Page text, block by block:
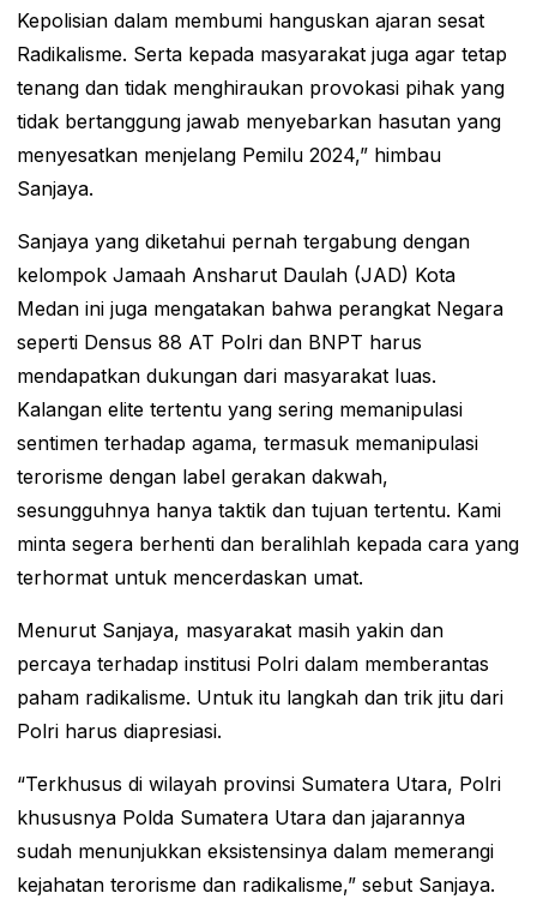
Kepolisian dalam membumi hanguskan ajaran sesat
Radikalisme. Serta kepada masyarakat juga agar tetap
tenang dan tidak menghiraukan provokasi pihak yang
tidak bertanggung jawab menyebarkan hasutan yang
menyesatkan menjelang Pemilu 2024,” himbau
Sanjaya.
Sanjaya yang diketahui pernah tergabung dengan
kelompok Jamaah Ansharut Daulah (JAD) Kota
Medan ini juga mengatakan bahwa perangkat Negara
seperti Densus 88 AT Polri dan BNPT harus
mendapatkan dukungan dari masyarakat luas.
Kalangan elite tertentu yang sering memanipulasi
sentimen terhadap agama, termasuk memanipulasi
terorisme dengan label gerakan dakwah,
sesungguhnya hanya taktik dan tujuan tertentu. Kami
minta segera berhenti dan beralihlah kepada cara yang
terhormat untuk mencerdaskan umat.
Menurut Sanjaya, masyarakat masih yakin dan
percaya terhadap institusi Polri dalam memberantas
paham radikalisme. Untuk itu langkah dan trik jitu dari
Polri harus diapresiasi.
“Terkhusus di wilayah provinsi Sumatera Utara, Polri
khususnya Polda Sumatera Utara dan jajarannya
sudah menunjukkan eksistensinya dalam memerangi
kejahatan terorisme dan radikalisme,” sebut Sanjaya.